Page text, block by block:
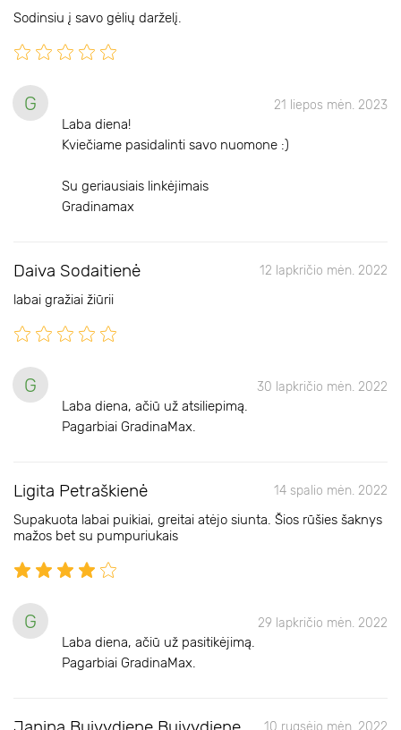
Sodinsiu į savo gėlių darželį.
G 21 liepos mėn. 2023
Laba diena!
Kviečiame pasidalinti savo nuomone :)
Su geriausiais linkėjimais
Gradinamax
Daiva Sodaitienė 12 lapkričio mėn. 2022
labai gražiai žiūrii
G 30 lapkričio mėn. 2022
Laba diena, ačiū už atsiliepimą.
Pagarbiai GradinaMax.
Ligita Petraškienė 14 spalio mėn. 2022
Supakuota labai puikiai, greitai atėjo siunta. Šios rūšies šaknys
mažos bet su pumpuriukais
G 29 lapkričio mėn. 2022
Laba diena, ačiū už pasitikėjimą.
Pagarbiai GradinaMax.
10 rugsėjo mėn. 2022